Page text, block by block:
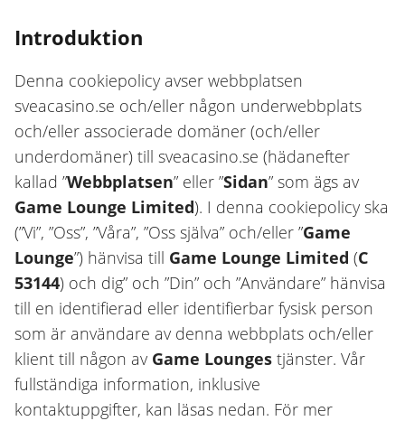
Introduktion
Denna cookiepolicy avser webbplatsen
sveacasino.se och/eller någon underwebbplats
och/eller associerade domäner (och/eller
underdomäner) till sveacasino.se (hädanefter
kallad ”Webbplatsen” eller ”Sidan” som ägs av
Game Lounge Limited). I denna cookiepolicy ska
(”Vi”, ”Oss”, ”Våra”, ”Oss själva” och/eller ”Game
Lounge”) hänvisa till Game Lounge Limited (C
53144) och dig” och ”Din” och ”Användare” hänvisa
till en identifierad eller identifierbar fysisk person
som är användare av denna webbplats och/eller
klient till någon av Game Lounges tjänster. Vår
fullständiga information, inklusive
kontaktuppgifter, kan läsas nedan. För mer